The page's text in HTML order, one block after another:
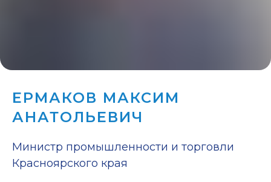
ЕРМАКОВ МАКСИМ
АНАТОЛЬЕВИЧ
Министр промышленности и торговли
Красноярского края